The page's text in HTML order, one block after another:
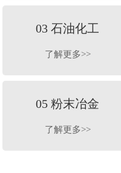
03 石油化工
了解更多>>
05 粉末冶金
了解更多>>